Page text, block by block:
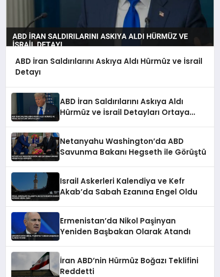
ABD İran Saldırılarını Askıya Aldı Hürmüz ve İsrail
Detayı
ABD İran Saldırılarını Askıya Aldı
Hürmüz ve İsrail Detayları Ortaya
Netanyahu Washington’da ABD
Savunma Bakanı Hegseth ile Görüştü
Israil Askerleri Kalendiya ve Kefr
Akab’da Sabah Ezanına Engel Oldu
Ermenistan’da Nikol Paşinyan
Yeniden Başbakan Olarak Atandı
İran ABD’nin Hürmüz Boğazı Teklifini
Reddetti